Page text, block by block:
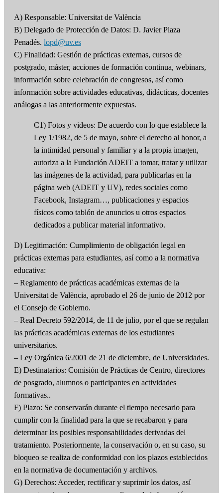
A) Responsable: Universitat de València
B) Delegado de Protección de Datos: D. Javier Plaza
Penadés. lopd@uv.es
C) Finalidad: Gestión de prácticas externas, cursos de
postgrado, máster, acciones de formación continua, webinars,
información sobre celebración de congresos, así como
información sobre actividades educativas, didácticas, docentes
análogas a las anteriormente expuestas.
C1) Fotos y videos: De acuerdo con lo que establece la
Ley 1/1982, de 5 de mayo, sobre el derecho al honor, a
la intimidad personal y familiar y a la propia imagen,
autoriza a la Fundación ADEIT a tomar, tratar y utilizar
las imágenes de la actividad, para publicarlas en la
página web (ADEIT y UV), redes sociales como
Facebook, Instagram…, publicaciones y espacios
físicos como tablón de anuncios u otros espacios
dedicados a publicar material informativo.
D) Legitimación: Cumplimiento de obligación legal en
prácticas externas para estudiantes, así como a la normativa
educativa:
– Reglamento de prácticas académicas externas de la
Universitat de València, aprobado el 26 de junio de 2012 por
el Consejo de Gobierno.
– Real Decreto 592/2014, de 11 de julio, por el que se regulan
las prácticas académicas externas de los estudiantes
universitarios.
– Ley Orgánica 6/2001 de 21 de diciembre, de Universidades.
E) Destinatarios: Comisión de Prácticas de Centro, directores
de posgrado, alumnos o participantes en actividades
formativas..
F) Plazo: Se conservarán durante el tiempo necesario para
cumplir con la finalidad para la que se recabaron y para
determinar las posibles responsabilidades derivadas del
tratamiento. Posteriormente, la conservación o, en su caso, su
bloqueo se realiza de conformidad con los plazos establecidos
en la normativa de documentación y archivos.
G) Derechos: Acceder, rectificar y suprimir los datos, así